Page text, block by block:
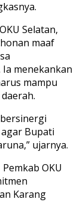
Selatan,
maaf
menekankan
mampu
Bupati
ujarnya.
OKU
Karang